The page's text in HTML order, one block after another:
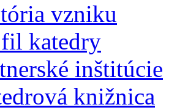
vzniku
katedry
inštitúcie
knižnica